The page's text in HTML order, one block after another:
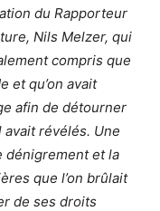
du Rapporteur
Nils Melzer, qui
compris que
et qu’on avait
afin de détourner
avait révélés. Une
dénigrement et la
que l’on brûlait
de ses droits